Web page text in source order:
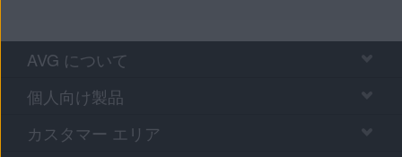
AVG について
個人向け製品
カスタマー エリア